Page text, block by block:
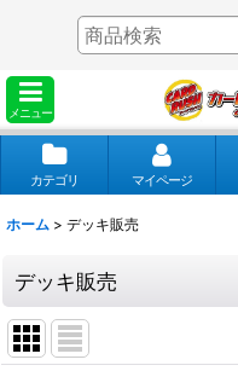
メニュー
カテゴリ マイページ
ホーム > デッキ販売
デッキ販売